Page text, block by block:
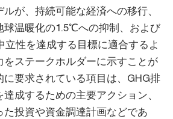
が、持続可能な経済への移行、
球温暖化の1.5℃への抑制、および
立性を達成する目標に適合するよ
をステークホルダーに示すことが
に要求されている項目は、GHG排
成するための主要アクション、
投資や資金調達計画などであ